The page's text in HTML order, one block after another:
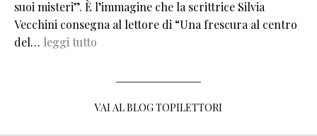
suoi misteri”. È l’immagine che la scrittrice Silvia
Vecchini consegna al lettore di “Una frescura al centro
del… leggi tutto
VAI AL BLOG TOPILETTORI